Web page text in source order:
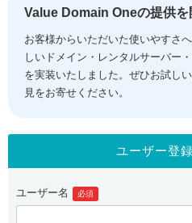
ドメイン移管
ドメイン価格一覧
ドメイン一括検索
.jpドメインオークション
gTLDオークション NEW!
.jpドメインバックオーダー
コアサーバー
バリューサーバー
XREA
セキュリティトップ
Value Domain ネットde診断
SSL証明書
サービストップ
お得意様割引
紹介制度
ログ
Value Domain Oneの提供を
お客様からいただいた使いやすさ
しいドメイン・レンタルサーバー
を実装いたしました。ぜひお試し
見をお寄せください。
ユーザー登
ユーザー名 必須